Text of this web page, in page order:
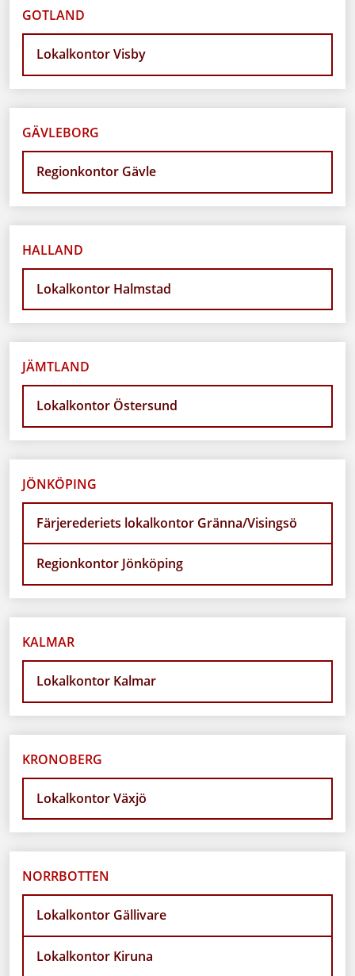
GOTLAND
Lokalkontor Visby
GÄVLEBORG
Regionkontor Gävle
HALLAND
Lokalkontor Halmstad
JÄMTLAND
Lokalkontor Östersund
JÖNKÖPING
Färjerederiets lokalkontor Gränna/Visingsö
Regionkontor Jönköping
KALMAR
Lokalkontor Kalmar
KRONOBERG
Lokalkontor Växjö
NORRBOTTEN
Lokalkontor Gällivare
Lokalkontor Kiruna